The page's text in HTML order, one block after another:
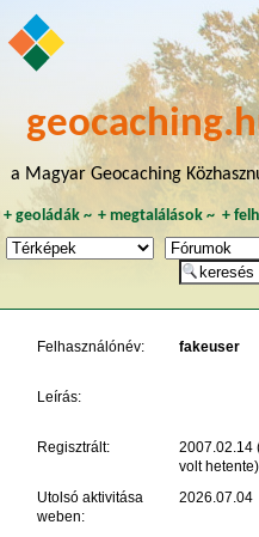
a Magyar Geocaching
+ geoládák~ +megtalálások ~ +
Felhasználónév: fakeuser
Leírás:
Regisztrált:
2007.02.14
volt hetente)
Utolsó aktivitása
weben:
2026.07.04